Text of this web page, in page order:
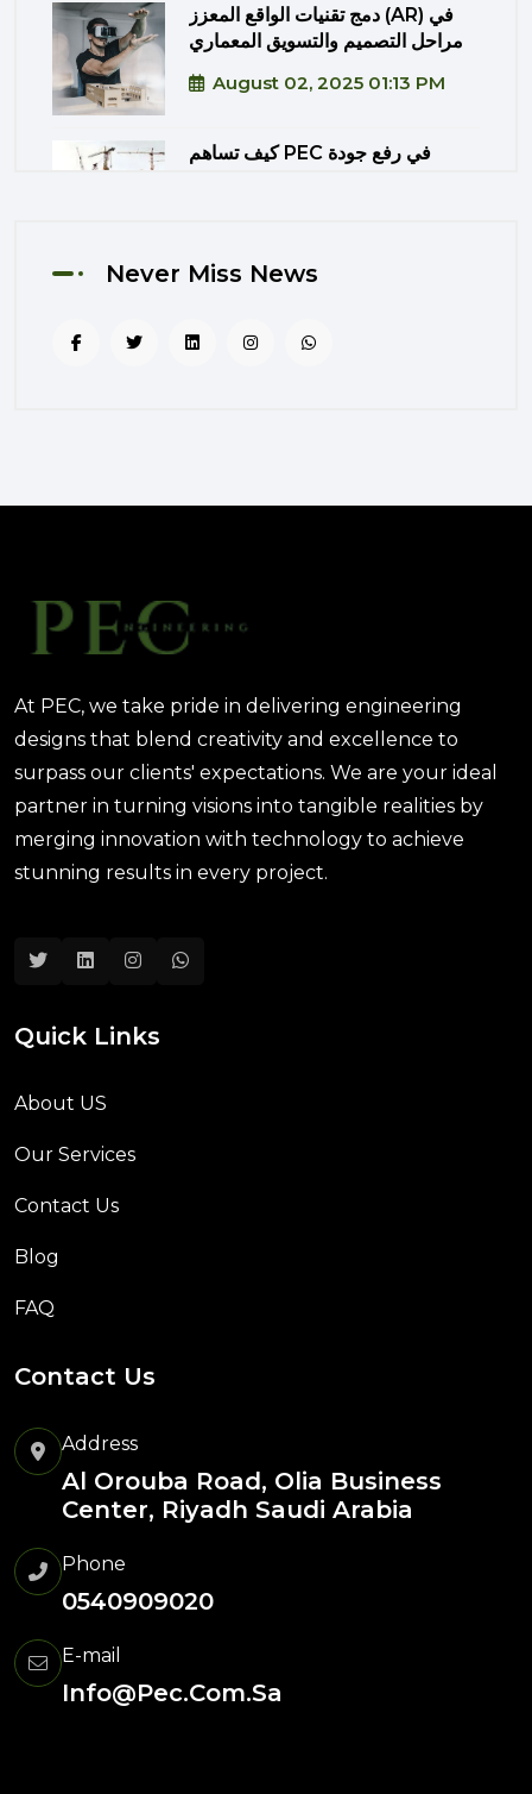
دمج تقنيات الواقع المعزز (AR) في
مراحل التصميم والتسويق المعماري
August 02, 2025 01:13 PM
كيف تساهم PEC في رفع جودة
أكثر إنسانية
والتكاليف؟
Never Miss News
At PEC, we take pride in delivering engineering
designs that blend creativity and excellence to
surpass our clients' expectations. We are your ideal
partner in turning visions into tangible realities by
merging innovation with technology to achieve
stunning results in every project.
Quick Links
About US
Our Services
Contact Us
Blog
FAQ
Contact Us
Address
Al Orouba Road, Olia Business
Center, Riyadh Saudi Arabia
Phone
0540909020
E-mail
Info@pec.com.sa